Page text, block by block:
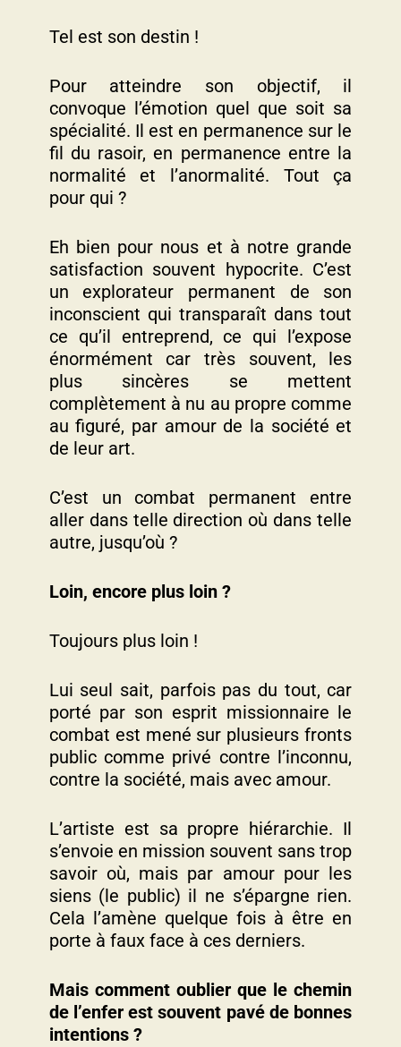
Tel est son destin !
Pour atteindre son objectif, il
convoque l’émotion quel que soit sa
spécialité. Il est en permanence sur le
fil du rasoir, en permanence entre la
normalité et l’anormalité. Tout ça
pour qui ?
Eh bien pour nous et à notre grande
satisfaction souvent hypocrite. C’est
un explorateur permanent de son
inconscient qui transparaît dans tout
ce qu’il entreprend, ce qui l’expose
énormément car très souvent, les
plus sincères se mettent
complètement à nu au propre comme
au figuré, par amour de la société et
de leur art.
C’est un combat permanent entre
aller dans telle direction où dans telle
autre, jusqu’où ?
Loin, encore plus loin ?
Toujours plus loin !
Lui seul sait, parfois pas du tout, car
porté par son esprit missionnaire le
combat est mené sur plusieurs fronts
public comme privé contre l’inconnu,
contre la société, mais avec amour.
L’artiste est sa propre hiérarchie. Il
s’envoie en mission souvent sans trop
savoir où, mais par amour pour les
siens (le public) il ne s’épargne rien.
Cela l’amène quelque fois à être en
porte à faux face à ces derniers.
Mais comment oublier que le chemin
de l’enfer est souvent pavé de bonnes
intentions ?